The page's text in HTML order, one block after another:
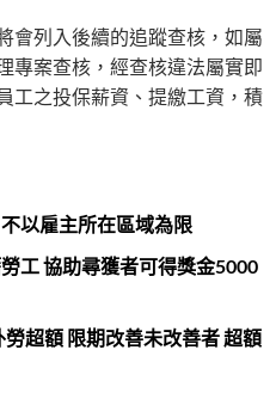
會列入後續的追蹤查核，如屬
專案查核，經查核違法屬實即
工之投保薪資、提繳工資，積
以雇主所在區域為限
工 協助尋獲者可得獎金5000
超額 限期改善未改善者 超額